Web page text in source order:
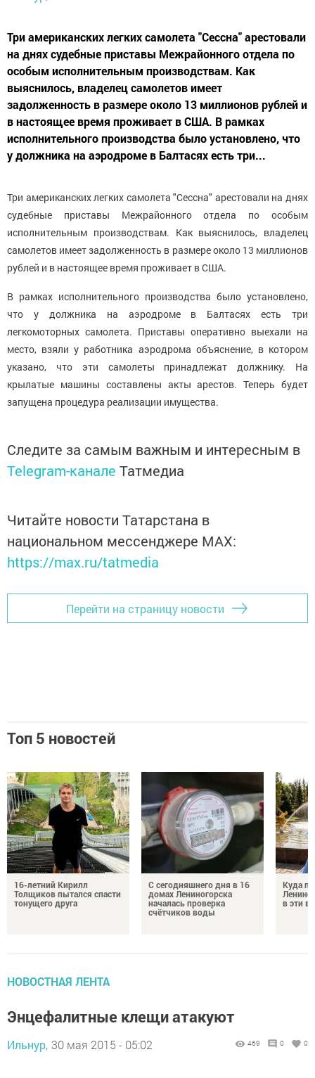
Три американских легких самолета "Сессна" арестовали
на днях судебные приставы Межрайонного отдела по
особым исполнительным производствам. Как
выяснилось, владелец самолетов имеет
задолженность в размере около 13 миллионов рублей и
в настоящее время проживает в США. В рамках
исполнительного производства было установлено, что
у должника на аэродроме в Балтасях есть три...
Три американских легких самолета "Сессна" арестовали на днях
судебные приставы Межрайонного отдела по особым
исполнительным производствам. Как выяснилось, владелец
самолетов имеет задолженность в размере около 13 миллионов
рублей и в настоящее время проживает в США.
В рамках исполнительного производства было установлено,
что у должника на аэродроме в Балтасях есть три
легкомоторных самолета. Приставы оперативно выехали на
место, взяли у работника аэродрома объяснение, в котором
указано, что эти самолеты принадлежат должнику. На
крылатые машины составлены акты арестов. Теперь будет
запущена процедура реализации имущества.
Следите за самым важным и интересным в
Telegram-канале Татмедиа
Читайте новости Татарстана в
национальном мессенджере MАХ:
https://max.ru/tatmedia
Перейти на страницу новости
Топ 5 новостей
16-летний Кирилл
Толщиков пытался спасти
тонущего друга
С сегодняшнего дня в 16
домах Лениногорска
началась проверка
счётчиков воды
Куда
в эти
НОВОСТНАЯ ЛЕНТА
Энцефалитные клещи атакуют
Ильнур, 30 мая 2015 - 05:02 469 0 0